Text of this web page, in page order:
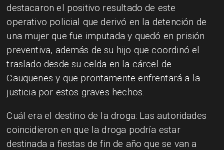
destacaron el positivo resultado de este
operativo policial que derivó en la detención de
una mujer que fue imputada y quedó en prisión
preventiva, además de su hijo que coordinó el
traslado desde su celda en la cárcel de
Cauquenes y que prontamente enfrentará a la
justicia por estos graves hechos.
Cuál era el destino de la droga: Las autoridades
coincidieron en que la droga podría estar
destinada a fiestas de fin de año que se van a